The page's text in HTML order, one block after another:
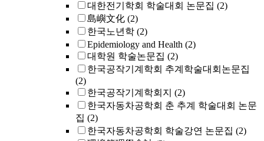
대한전기학회 학술대회 논문집 (2)
島嶼文化 (2)
한국노년학 (2)
Epidemiology and Health (2)
대학원 학술논문집 (2)
한국공작기계학회 추계학술대회논문집
(2)
한국공작기계학회지 (2)
한국자동차공학회 춘 추계 학술대회 논문
집 (2)
한국자동차공학회 학술강연 논문집 (2)